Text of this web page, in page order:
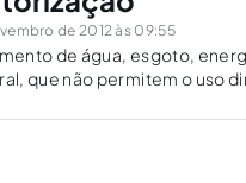
de 2012 às 09:55
de água, esgoto,
que não permitem o uso